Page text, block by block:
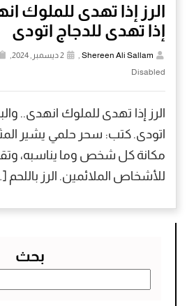
الرز إذا تهدى للملوك
إذا تهدى للدجاج اتودى
Shereen Ali Sallam
Disabled
الرز إذا تهدى للملوك انهدى..
اتودى. كتب: سحر حلمي يشير
مكانة كل شخص وما يناسبه،
للأشخاص الملائمين. الرز باللحم
بحث
عن: